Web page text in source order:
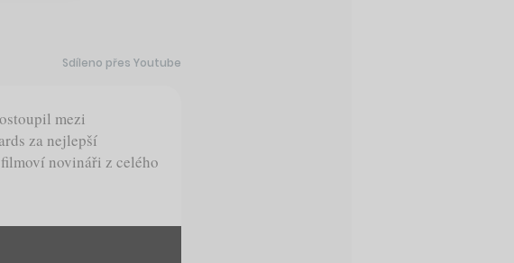
Sdíleno přes Youtube
mezi
za nejlepší
novináři z celého